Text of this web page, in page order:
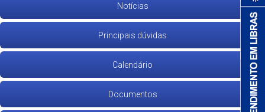
Notícias
Principais dúvidas
Calendário
Documentos